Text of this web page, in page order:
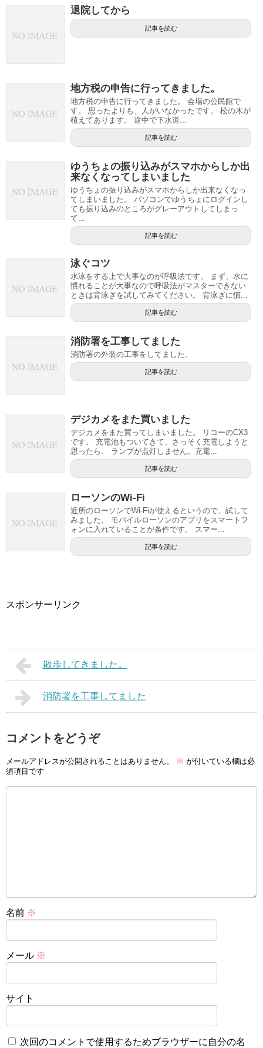
退院してから
記事を読む
地方税の申告に行ってきました。
地方税の申告に行ってきました。 会場の公民館で
す。 思ったよりも、人がいなかったです。 松の木が
植えてあります。 途中で下水道...
記事を読む
ゆうちょの振り込みがスマホからしか出
来なくなってしまいました
ゆうちょの振り込みがスマホからしか出来なくなっ
てしまいました。 パソコンでゆうちょにログインし
ても振り込みのところがグレーアウトしてしまっ
て...
記事を読む
泳ぐコツ
水泳をする上で大事なのが呼吸法です。 まず、水に
慣れることが大事なので呼吸法がマスターできない
ときは背泳ぎを試してみてください。 背泳ぎに慣...
記事を読む
消防署を工事してました
消防署の外装の工事をしてました。
記事を読む
デジカメをまた買いました
デジカメをまた買ってしまいました。 リコーのCX3
です。 充電池もついてきて、さっそく充電しようと
思ったら、 ランプが点灯しません。充電...
記事を読む
ローソンのWi-Fi
近所のローソンでWi-Fiが使えるというので、試して
みました。 モバイルローソンのアプリをスマートフ
ォンに入れていることが条件です。 スマー...
記事を読む
スポンサーリンク
散歩してきました。
消防署を工事してました
コメントをどうぞ
メールアドレスが公開されることはありません。 ※ が付いている欄は必
須項目です
名前 ※
メール ※
サイト
次回のコメントで使用するためブラウザーに自分の名